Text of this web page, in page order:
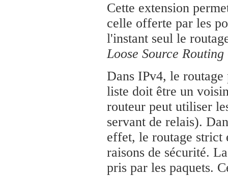
Cette extension
celle offerte par les
l'instant seul le
Loose Source Routing
Dans IPv4, le
liste doit être un
routeur peut utiliser
servant de relais).
effet, le routage strict
raisons de sécurité.
pris par les paquets.